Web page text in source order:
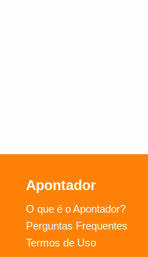
Apontador
O que é o Apontador?
Perguntas Frequentes
Termos de Uso